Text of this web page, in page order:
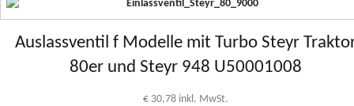
Auslassventil f Modelle mit Turbo Steyr
80er und Steyr 948 U50001008
€ 30,78 inkl. MwSt.